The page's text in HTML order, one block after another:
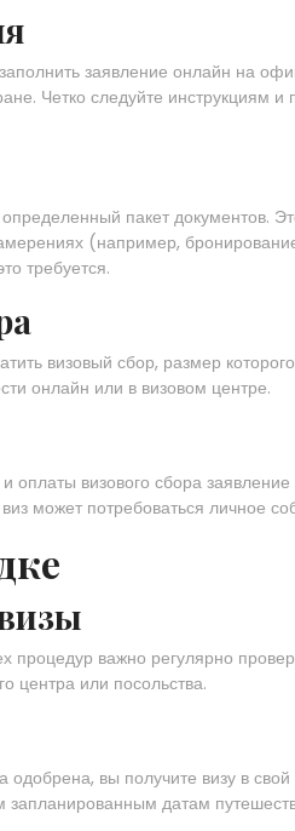
заявление онлайн на
Четко следуйте инструкциям и
пакет документов.
(например,
требуется.
визовый сбор, размер
онлайн или в визовом центре.
визового сбора
может потребоваться личное
важно регулярно
центра или посольства.
вы получите визу в свой
запланированным датам